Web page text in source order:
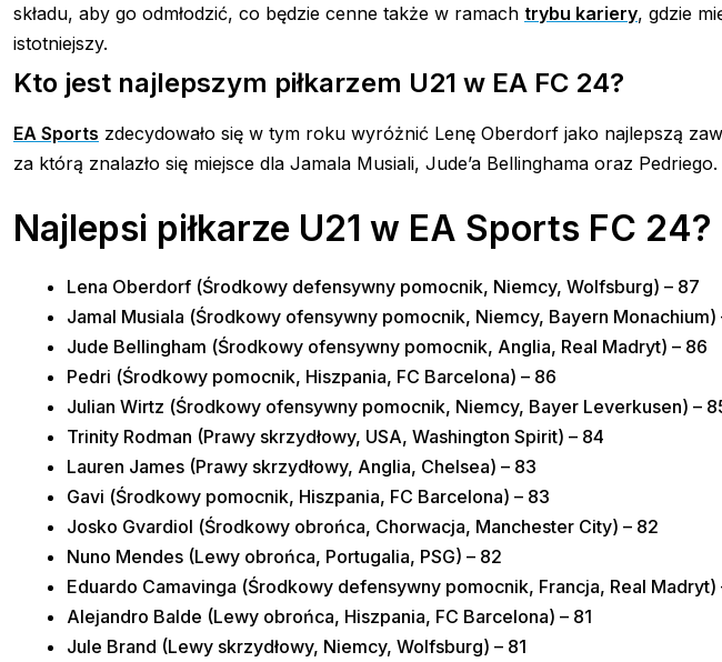
składu, aby go odmłodzić, co będzie cenne także w ramach trybu kariery, gdzie
istotniejszy.
Kto jest najlepszym piłkarzem U21 w EA FC 24?
EA Sports zdecydowało się w tym roku wyróżnić Lenę Oberdorf jako najlepszą
za którą znalazło się miejsce dla Jamala Musiali, Jude’a Bellinghama oraz Pedriego.
Najlepsi piłkarze U21 w EA Sports FC 24?
Lena Oberdorf (Środkowy defensywny pomocnik, Niemcy, Wolfsburg) – 87
Jamal Musiala (Środkowy ofensywny pomocnik, Niemcy, Bayern Monachium)
Jude Bellingham (Środkowy ofensywny pomocnik, Anglia, Real Madryt) – 86
Pedri (Środkowy pomocnik, Hiszpania, FC Barcelona) – 86
Julian Wirtz (Środkowy ofensywny pomocnik, Niemcy, Bayer Leverkusen) –
Trinity Rodman (Prawy skrzydłowy, USA, Washington Spirit) – 84
Lauren James (Prawy skrzydłowy, Anglia, Chelsea) – 83
Gavi (Środkowy pomocnik, Hiszpania, FC Barcelona) – 83
Josko Gvardiol (Środkowy obrońca, Chorwacja, Manchester City) – 82
Nuno Mendes (Lewy obrońca, Portugalia, PSG) – 82
Eduardo Camavinga (Środkowy defensywny pomocnik, Francja, Real Madryt)
Alejandro Balde (Lewy obrońca, Hiszpania, FC Barcelona) – 81
Jule Brand (Lewy skrzydłowy, Niemcy, Wolfsburg) – 81